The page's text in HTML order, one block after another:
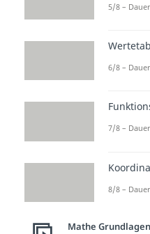
Formel
5/8 –
6/8 –
7/8 –
8/8 –
Mathe Grundlagen